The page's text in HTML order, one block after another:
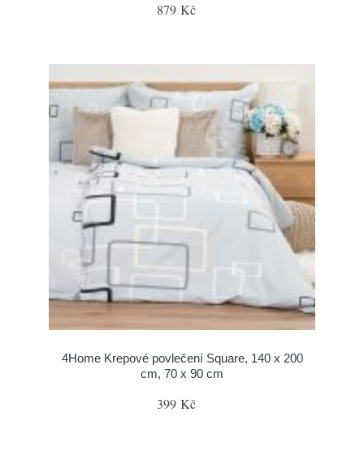
879 Kč
4Home Krepové povlečení Square, 140 x 200
cm, 70 x 90 cm
399 Kč